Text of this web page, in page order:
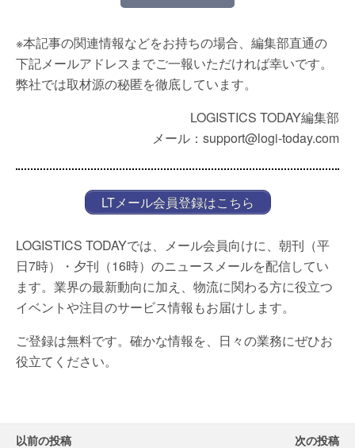
※本記事の関連情報などをお持ちの場合、編集部直通の
下記メールアドレスまでご一報いただければ幸いです。
弊社では取材源の秘匿を徹底しています。
LOGISTICS TODAY編集部
メール：support@logi-today.com
LTメール会員登録はこちら
LOGISTICS TODAYでは、メール会員向けに、朝刊（平
日7時）・夕刊（16時）のニュースメールを配信してい
ます。業界の最新動向に加え、物流に関わる方に役立つ
イベントや注目のサービス情報もお届けします。
ご登録は無料です。確かな情報を、日々の業務にぜひお
役立てください。
以前の投稿 次の投稿